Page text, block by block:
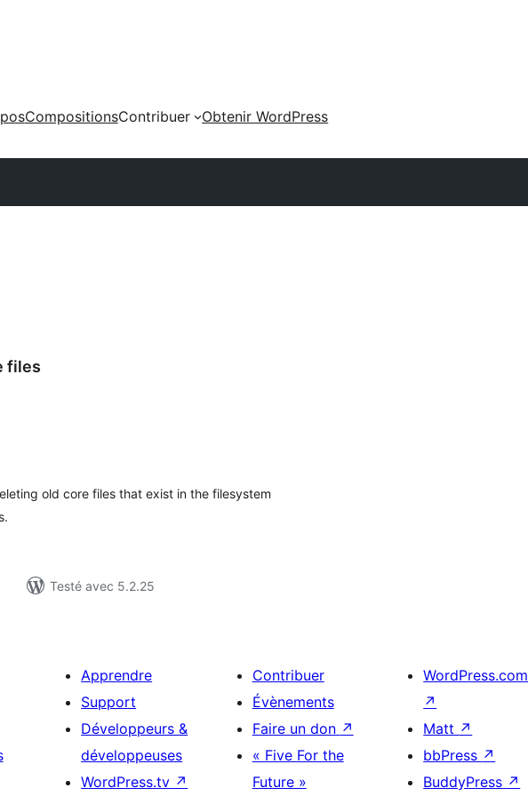
CompositionsContribuer
Obtenir WordPress
files
old core files that exist in the filesystem
Testé avec 5.2.25
Apprendre
Support
Développeurs &
développeuses
WordPress.tv ↗
Contribuer
Évènements
Faire un don ↗
« Five For the
Future »
WordPress.com
↗
Matt ↗
bbPress ↗
BuddyPress ↗